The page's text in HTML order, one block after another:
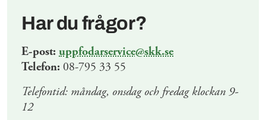
Har du frågor?
E-post: uppfodarservice@skk.se
Telefon: 08-795 33 55
Telefontid: måndag, onsdag och fredag klockan 9-
12